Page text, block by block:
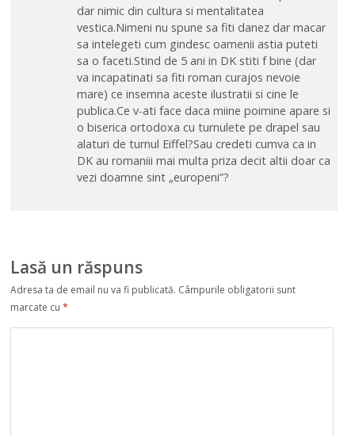
dar nimic din cultura si mentalitatea
vestica.Nimeni nu spune sa fiti danez dar macar
sa intelegeti cum gindesc oamenii astia puteti
sa o faceti.Stind de 5 ani in DK stiti f bine (dar
va incapatinati sa fiti roman curajos nevoie
mare) ce insemna aceste ilustratii si cine le
publica.Ce v-ati face daca miine poimine apare si
o biserica ortodoxa cu turnulete pe drapel sau
alaturi de turnul Eiffel?Sau credeti cumva ca in
DK au romaniii mai multa priza decit altii doar ca
vezi doamne sint „europeni”?
Lasă un răspuns
Adresa ta de email nu va fi publicată. Câmpurile obligatorii sunt
marcate cu*